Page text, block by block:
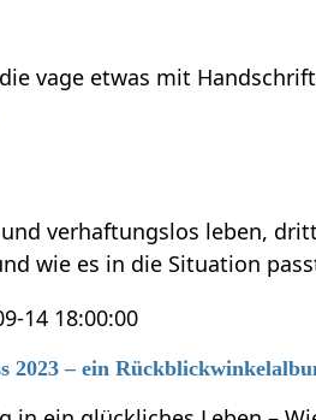
vage etwas mit
verhaftungslos leben,
wie es in die Situation
14 18:00:00
2023 – ein